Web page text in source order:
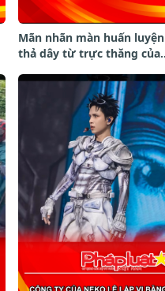
Mãn nhãn màn huấn luyện
thả dây từ trực thăng của